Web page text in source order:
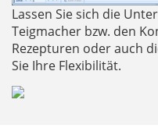
Lassen Sie sich die
Teigmacher bzw. den
Rezepturen oder auch
Sie Ihre Flexibilität.